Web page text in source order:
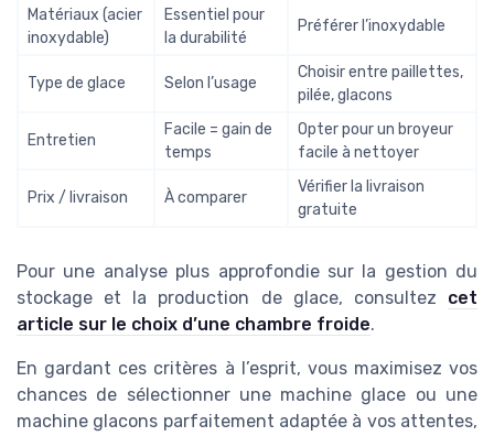
Matériaux (acier
inoxydable)
Essentiel pour
la durabilité
Préférer l’inoxydable
Type de glace Selon l’usage
Choisir entre paillettes,
pilée, glacons
Entretien
Facile = gain de
temps
Opter pour un broyeur
facile à nettoyer
Prix / livraison À comparer
Vérifier la livraison
gratuite
Pour une analyse plus approfondie sur la gestion du
stockage et la production de glace, consultez cet
article sur le choix d’une chambre froide.
En gardant ces critères à l’esprit, vous maximisez vos
chances de sélectionner une machine glace ou une
machine glacons parfaitement adaptée à vos attentes,